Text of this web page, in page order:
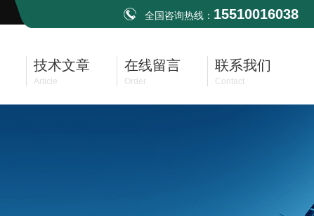
全国咨询热线： 15510016038
技术文章
Article
在线留言
Order
联系我们
Contact